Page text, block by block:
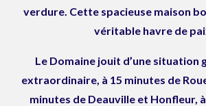
verdure. Cette spacieuse maison
véritable havre de
Le Domaine jouit d’une situation
extraordinaire, à 15 minutes de
minutes de Deauville et Honfleur,